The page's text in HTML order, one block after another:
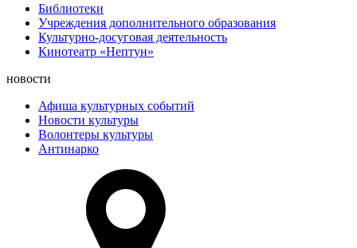
Библиотеки
Учреждения дополнительного образования
Культурно-досуговая деятельность
Кинотеатр «Нептун»
новости
Афиша культурных событий
Новости культуры
Волонтеры культуры
Антинарко